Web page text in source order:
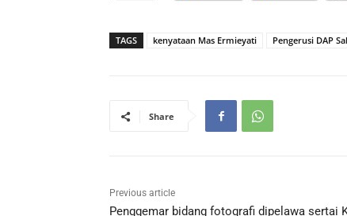
TAGS kenyataan Mas Ermieyati Pengerusi DAP
Share
Previous article
Penggemar bidang fotografi dipelawa sertai